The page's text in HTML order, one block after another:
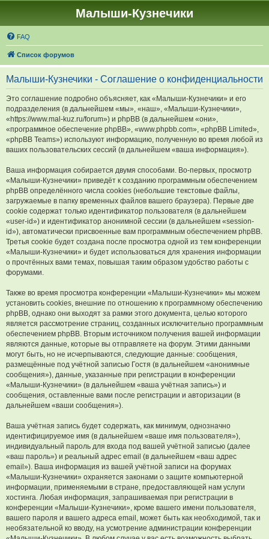
Малыши-Кузнечики
FAQ
Список форумов
Малыши-Кузнечики - Соглашение о конфиденциальности
Это соглашение подробно объясняет, как «Малыши-Кузнечики» и его
подразделения (в дальнейшем «мы», «наш», «Малыши-Кузнечики»,
«https://www.mal-kuz.ru/forum») и phpBB (в дальнейшем «они»,
«программное обеспечение phpBB», «www.phpbb.com», «phpBB Limited»,
«phpBB Teams») используют информацию, полученную во время любой из
ваших пользовательских сессий (в дальнейшем «ваша информация»).
Ваша информация собирается двумя способами. Во-первых, просмотр
«Малыши-Кузнечики» приведёт к созданию программным обеспечением
phpBB определённого числа cookies (небольшие текстовые файлы,
загружаемые в папку временных файлов вашего браузера). Первые две
cookie содержат только идентификатор пользователя (в дальнейшем
«user-id») и идентификатор анонимной сессии (в дальнейшем «session-
id»), автоматически присвоенные вам программным обеспечением phpBB.
Третья cookie будет создана после просмотра одной из тем конференции
«Малыши-Кузнечики» и будет использоваться для хранения информации
о прочтённых вами темах, повышая таким образом удобство работы с
форумами.
Также во время просмотра конференции «Малыши-Кузнечики» мы можем
установить cookies, внешние по отношению к программному обеспечению
phpBB, однако они выходят за рамки этого документа, целью которого
является рассмотрение страниц, созданных исключительно программным
обеспечением phpBB. Вторым источником получения вашей информации
являются данные, которые вы отправляете на форум. Этими данными
могут быть, но не исчерпываются, следующие данные: сообщения,
размещённые под учётной записью Гостя (в дальнейшем «анонимные
сообщения»), данные, указанные при регистрации в конференции
«Малыши-Кузнечики» (в дальнейшем «ваша учётная запись») и
сообщения, оставленные вами после регистрации и авторизации (в
дальнейшем «ваши сообщения»).
Ваша учётная запись будет содержать, как минимум, однозначно
идентифицируемое имя (в дальнейшем «ваше имя пользователя»),
индивидуальный пароль для входа под вашей учётной записью (далее
«ваш пароль») и реальный адрес email (в дальнейшем «ваш адрес
email»). Ваша информация из вашей учётной записи на форумах
«Малыши-Кузнечики» охраняется законами о защите компьютерной
информации, применяемыми в стране, предоставляющей нам услуги
хостинга. Любая информация, запрашиваемая при регистрации в
конференции «Малыши-Кузнечики», кроме вашего имени пользователя,
вашего пароля и вашего адреса email, может быть как необходимой, так и
необязательной ко вводу, на усмотрение администрации конференции